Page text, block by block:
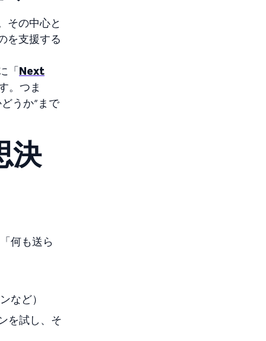
その中心と
を支援する
「Next
。つま
うか”まで
決
何も送ら
など）
を試し、そ